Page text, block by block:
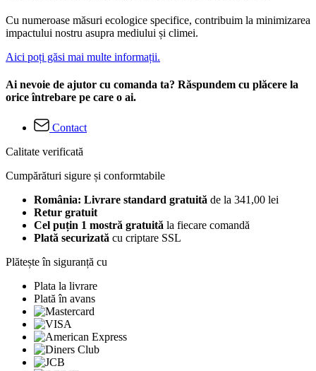
Cu numeroase măsuri ecologice specifice, contribuim la minimizarea
impactului nostru asupra mediului și climei.
Aici poți găsi mai multe informații.
Ai nevoie de ajutor cu comanda ta? Răspundem cu plăcere la
orice întrebare pe care o ai.
Contact
Calitate verificată
Cumpărături sigure și conformtabile
România: Livrare standard gratuită de la 341,00 lei
Retur gratuit
Cel puțin 1 mostră gratuită la fiecare comandă
Plată securizată cu criptare SSL
Plătește în siguranță cu
Plata la livrare
Plată în avans